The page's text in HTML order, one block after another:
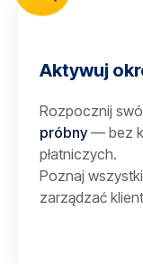
Aktywuj
Rozpocznij
próbny— bez
płatniczych.
Poznaj
zarządzać